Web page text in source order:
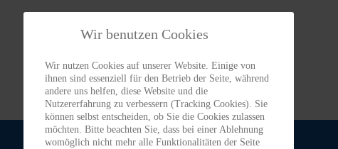
Wir benutzen Cookies
Wir nutzen Cookies auf unserer Website. Einige von
ihnen sind essenziell für den Betrieb der Seite, während
andere uns helfen, diese Website und die
Nutzererfahrung zu verbessern (Tracking Cookies). Sie
können selbst entscheiden, ob Sie die Cookies zulassen
möchten. Bitte beachten Sie, dass bei einer Ablehnung
womöglich nicht mehr alle Funktionalitäten der Seite